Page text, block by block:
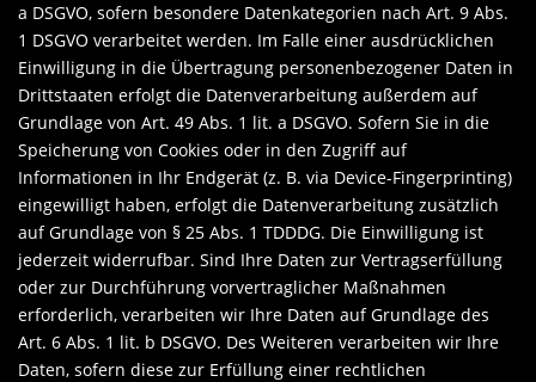
a DSGVO, sofern besondere Datenkategorien nach Art. 9 Abs.
1 DSGVO verarbeitet werden. Im Falle einer ausdrücklichen
Einwilligung in die Übertragung personenbezogener Daten in
Drittstaaten erfolgt die Datenverarbeitung außerdem auf
Grundlage von Art. 49 Abs. 1 lit. a DSGVO. Sofern Sie in die
Speicherung von Cookies oder in den Zugriff auf
Informationen in Ihr Endgerät (z. B. via Device-Fingerprinting)
eingewilligt haben, erfolgt die Datenverarbeitung zusätzlich
auf Grundlage von § 25 Abs. 1 TDDDG. Die Einwilligung ist
jederzeit widerrufbar. Sind Ihre Daten zur Vertragserfüllung
oder zur Durchführung vorvertraglicher Maßnahmen
erforderlich, verarbeiten wir Ihre Daten auf Grundlage des
Art. 6 Abs. 1 lit. b DSGVO. Des Weiteren verarbeiten wir Ihre
Daten, sofern diese zur Erfüllung einer rechtlichen